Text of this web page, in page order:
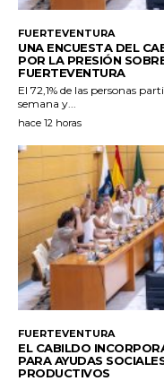
FUERTEVENTURA
UNA ENCUESTA DEL
POR LA PRESIÓN
FUERTEVENTURA
El 72,1% de las personas
semana y...
hace 12 horas
FUERTEVENTURA
EL CABILDO
PARA AYUDAS
PRODUCTIVOS